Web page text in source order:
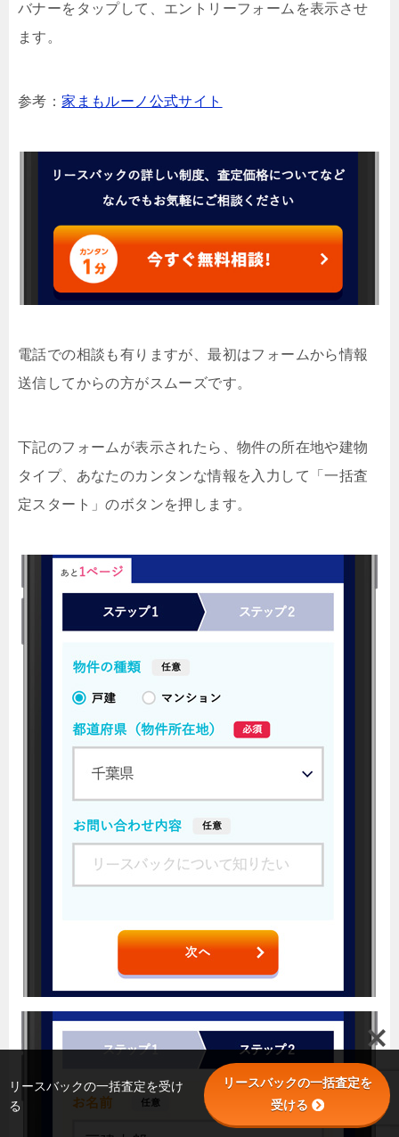
バナーをタップして、エントリーフォームを表示させ
ます。
参考：家まもルーノ公式サイト
電話での相談も有りますが、最初はフォームから情報
送信してからの方がスムーズです。
下記のフォームが表示されたら、物件の所在地や建物
タイプ、あなたのカンタンな情報を入力して「一括査
定スタート」のボタンを押します。
リースバックの一括査定を受け
る
リースバックの一括査定を
受ける